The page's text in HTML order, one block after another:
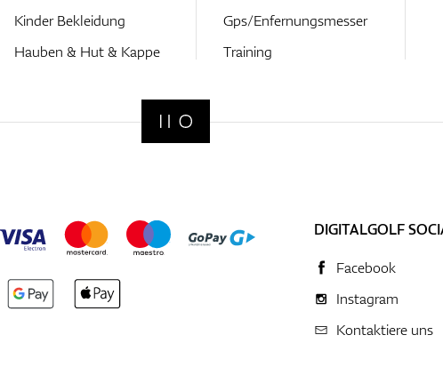
Kinder Bekleidung
Hauben & Hut & Kappe
Gps/Enfernungsmesser
Training
DIGITALGOLF
Facebook
Instagram
Kontaktiere uns